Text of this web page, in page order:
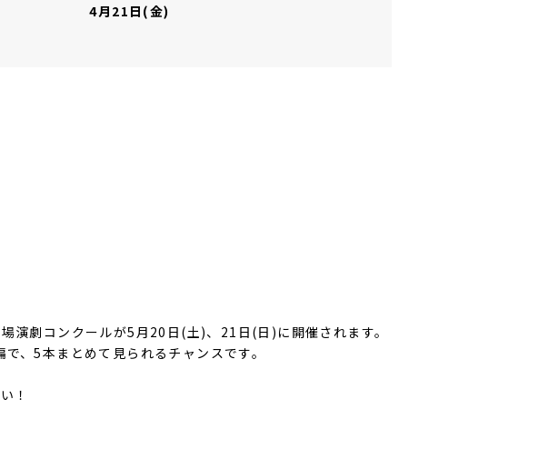
4月21日(金)
演劇コンクールが5月20日(土)、21日(日)に開催されます。
、5本まとめて見られるチャンスです。
！